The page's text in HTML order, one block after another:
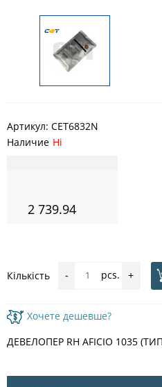
Артикул: CET6832N
Наличие Ні
2 739.94
Кількість - pcs. +
Хочете дешевше?
ДЕВЕЛОПЕР RH AFICIO 1035